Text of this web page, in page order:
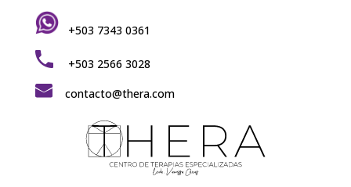
+503 7343 0361
+503 2566 3028
contacto@thera.com